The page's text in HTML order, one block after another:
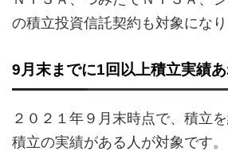
の積立投資信託契約も対象になり
9月末までに1回以上積立実績
２０２１年９月末時点で、積立
積立の実績がある人が対象です。